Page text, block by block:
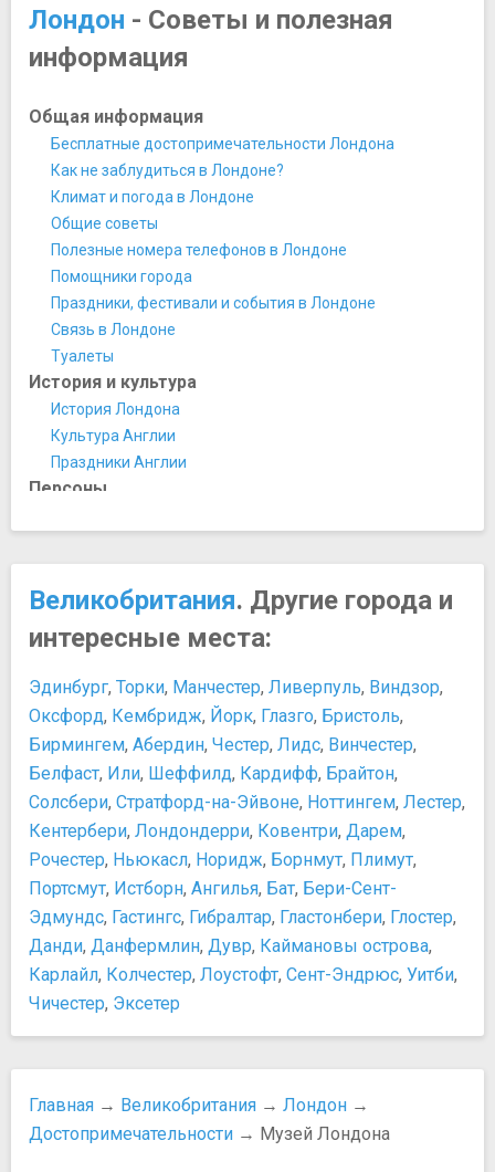
Музеи
Британская библиотека
Галерея Саатчи
Галерея Тейт Британия
Галерея Тейт Модерн
Гринвичская королевская обсерватория
Дом-музей Диккенса
Имперский военный музей
Институт искусства Курто
Королевская академия художеств
Королевская галерея
Лондонская национальная галерея
Лондонский музей Кино
Лондонский планетарий
Музей "Коллекция Велкома"
Музей "Хантэриан"
Музей Виктории и Альберта
Музей естествознания
Музей Королевских военно-воздушных сил
Музей Лондона
Музей лондонских доков
Музей мадам Тюссо
Музей науки
Музей общественного транспорта
Музей сэра Джона Соуна
Музей торговых марок, упаковки и рекламы
Музей тюрьмы Клинк
Музей ФК "Арсенал"
Музей Шерлока Холмса
Национальная портретная галерея
Национальный морской музей
Собрание Уоллеса
Уимблдонский музей большого тенниса
Фулемский дворец
Ночная жизнь, рестораны, кабаре
Бар "Skylounge"
Паб "Красный лев"
Паб "Повешение, потрошение и четвертование"
Паб "Старый Чеширский Сыр"
Паб "Черчилль армс"
Лондон - Советы и полезная
информация
Общая информация
Бесплатные достопримечательности Лондона
Как не заблудиться в Лондоне?
Климат и погода в Лондоне
Общие советы
Полезные номера телефонов в Лондоне
Помощники города
Праздники, фестивали и события в Лондоне
Связь в Лондоне
Туалеты
История и культура
История Лондона
Культура Англии
Праздники Англии
Персоны
Уинстон Черчилль
Черчилль - интересное
Эми Уайнхаус
​The Beatles
Активный отдых, развлечения и ночная жизнь
Покупки
Возврат налогов в Лондоне и Такс-Фри
Когда распродажи в Великобритании?
Лондонские рынки
Сувениры из Англии
Таможня и Такс-Фри в Англии
Шопинг в Лондоне
Шопинг-районы
Еда и напитки
10 лучших баров, ресторанов и кафе в Лондоне
Еда в Лондоне
Пабы Лондона
Чай – традиционный напиток Британии
Транспорт
Аренда автомобиля в Лондоне
Великобритания. Другие города и
интересные места:
Эдинбург, Торки, Манчестер, Ливерпуль, Виндзор,
Оксфорд, Кембридж, Йорк, Глазго, Бристоль,
Бирмингем, Абердин, Честер, Лидс, Винчестер,
Белфаст, Или, Шеффилд, Кардифф, Брайтон,
Солсбери, Стратфорд-на-Эйвоне, Ноттингем, Лестер,
Кентербери, Лондондерри, Ковентри, Дарем,
Рочестер, Ньюкасл, Норидж, Борнмут, Плимут,
Портсмут, Истборн, Ангилья, Бат, Бери-Сент-
Эдмундс, Гастингс, Гибралтар, Гластонбери, Глостер,
Данди, Данфермлин, Дувр, Каймановы острова,
Карлайл, Колчестер, Лоустофт, Сент-Эндрюс, Уитби,
Чичестер, Эксетер
Главная → Великобритания → Лондон →
Достопримечательности → Музей Лондона